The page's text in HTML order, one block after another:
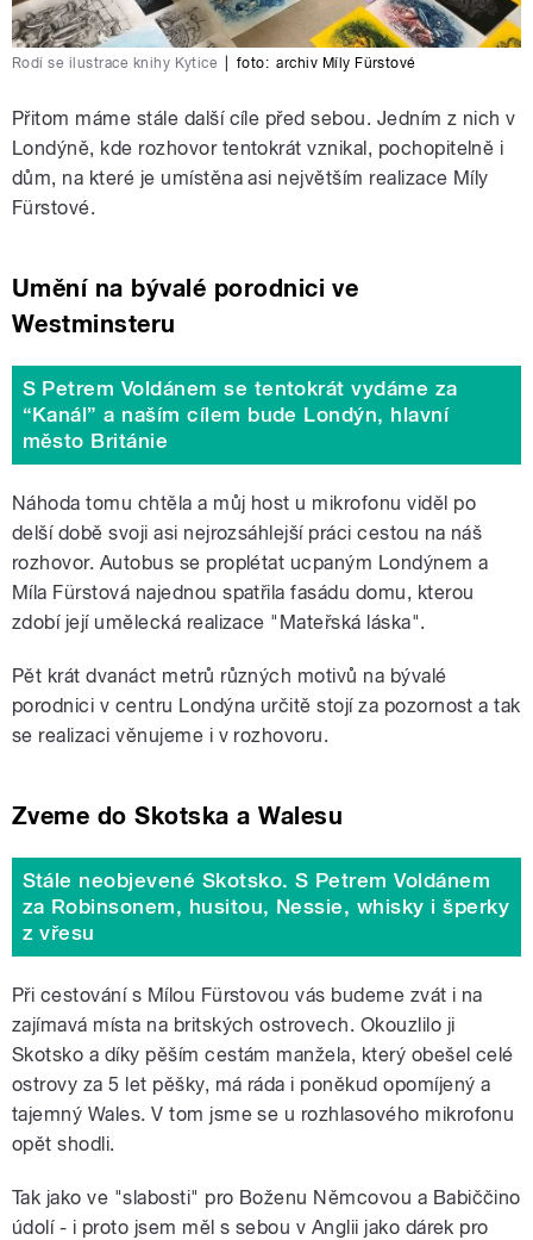
Rodí se ilustrace knihy Kytice foto: archiv Míly Fürstové
Přitom máme stále další cíle před sebou. Jedním z nich v
Londýně, kde rozhovor tentokrát vznikal, pochopitelně i
dům, na které je umístěna asi největším realizace Míly
Fürstové.
Umění na bývalé porodnici ve
Westminsteru
S Petrem Voldánem se tentokrát vydáme za
“Kanál” a naším cílem bude Londýn, hlavní
město Británie
Náhoda tomu chtěla a můj host u mikrofonu viděl po
delší době svoji asi nejrozsáhlejší práci cestou na náš
rozhovor. Autobus se proplétat ucpaným Londýnem a
Míla Fürstová najednou spatřila fasádu domu, kterou
zdobí její umělecká realizace "Mateřská láska".
Pět krát dvanáct metrů různých motivů na bývalé
porodnici v centru Londýna určitě stojí za pozornost a tak
se realizaci věnujeme i v rozhovoru.
Zveme do Skotska a Walesu
Stále neobjevené Skotsko. S Petrem Voldánem
za Robinsonem, husitou, Nessie, whisky i šperky
z vřesu
Při cestování s Mílou Fürstovou vás budeme zvát i na
zajímavá místa na britských ostrovech. Okouzlilo ji
Skotsko a díky pěším cestám manžela, který obešel celé
ostrovy za 5 let pěšky, má ráda i poněkud opomíjený a
tajemný Wales. V tom jsme se u rozhlasového mikrofonu
opět shodli.
Tak jako ve "slabosti" pro Boženu Němcovou a Babiččino
údolí - i proto jsem měl s sebou v Anglii jako dárek pro